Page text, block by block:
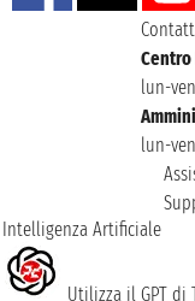
Centro
lun-
lun-
Intelligenza Artificiale
Utilizza il GPT di